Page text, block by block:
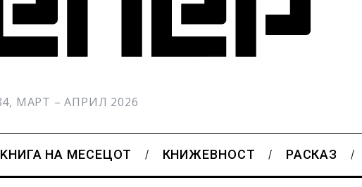
МАРТ – АПРИЛ 2026
KНИГА НА МЕСЕЦОТ КНИЖЕВНОСТ РАСКАЗ